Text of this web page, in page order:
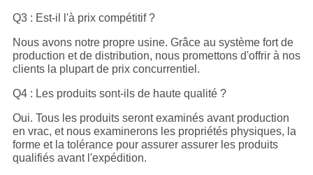
Q3 : Est-il l'à prix compétitif ?
Nous avons notre propre usine. Grâce au système fort de
production et de distribution, nous promettons d'offrir à nos
clients la plupart de prix concurrentiel.
Q4 : Les produits sont-ils de haute qualité ?
Oui. Tous les produits seront examinés avant production
en vrac, et nous examinerons les propriétés physiques, la
forme et la tolérance pour assurer assurer les produits
qualifiés avant l'expédition.